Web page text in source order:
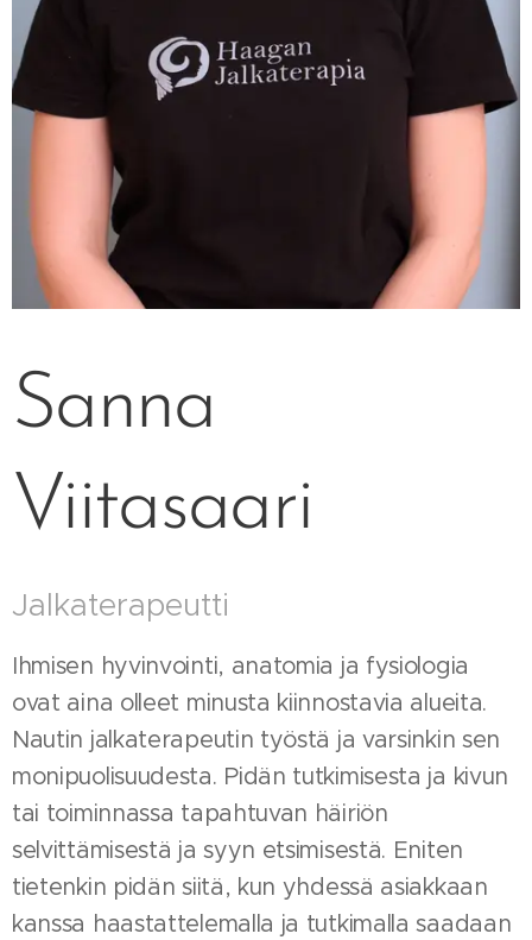
Sanna
Viitasaari
Jalkaterapeutti
Ihmisen hyvinvointi, anatomia ja fysiologia
ovat aina olleet minusta kiinnostavia alueita.
Nautin jalkaterapeutin työstä ja varsinkin sen
monipuolisuudesta. Pidän tutkimisesta ja kivun
tai toiminnassa tapahtuvan häiriön
selvittämisestä ja syyn etsimisestä. Eniten
tietenkin pidän siitä, kun yhdessä asiakkaan
kanssa haastattelemalla ja tutkimalla saadaan